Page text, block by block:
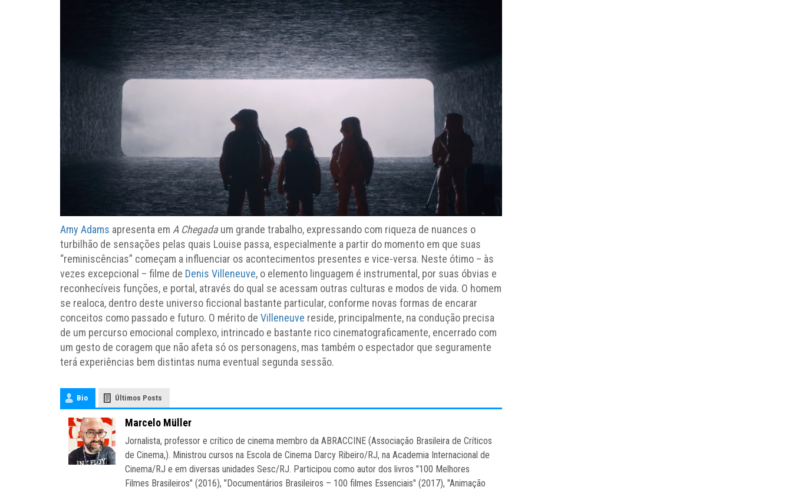
Amy Adams apresenta em A Chegadaum grande trabalho, expressando com riqueza de nuances o
turbilhão de sensações pelas quais Louise passa, especialmente a partir do momento em que suas
“reminiscências” começam a influenciar os acontecimentos presentes e vice-versa. Neste ótimo – às
vezes excepcional – filme de Denis Villeneuve, o elemento linguagem é instrumental, por suas óbvias e
reconhecíveis funções, e portal, através do qual se acessam outras culturas e modos de vida. O homem
se realoca, dentro deste universo ficcional bastante particular, conforme novas formas de encarar
conceitos como passado e futuro. O mérito de Villeneuve reside, principalmente, na condução precisa
de um percurso emocional complexo, intrincado e bastante rico cinematograficamente, encerrado com
um gesto de coragem que não afeta só os personagens, mas também o espectador que seguramente
terá experiências bem distintas numa eventual segunda sessão.
Bio Últimos Posts
Marcelo Müller
Jornalista, professor e crítico de cinema membro da ABRACCINE (Associação Brasileira de Críticos
de Cinema,). Ministrou cursos na Escola de Cinema Darcy Ribeiro/RJ, na Academia Internacional de
Cinema/RJ e em diversas unidades Sesc/RJ. Participou como autor dos livros "100 Melhores
Filmes Brasileiros" (2016), "Documentários Brasileiros – 100 filmes Essenciais" (2017), "Animação